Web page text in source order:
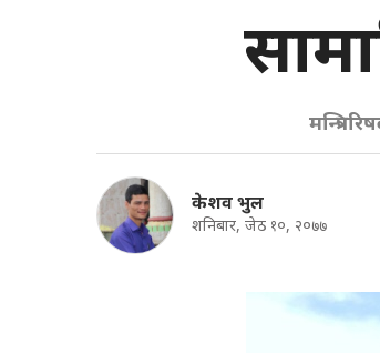
केशव भुल
शनिबार, जेठ १०, २०७७